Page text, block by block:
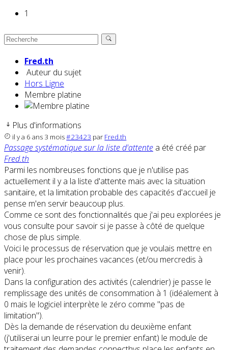
1
Fred.th
Auteur du sujet
Hors Ligne
Membre platine
Plus d'informations
il y a 6 ans 3 mois#23423 par Fred.th
Passage systématique sur la liste d'attente a été créé par
Fred.th
Parmi les nombreuses fonctions que je n'utilise pas
actuellement il y a la liste d'attente mais avec la situation
sanitaire, et la limitation probable des capacités d'accueil je
pense m'en servir beaucoup plus.
Comme ce sont des fonctionnalités que j'ai peu explorées je
vous consulte pour savoir si je passe à côté de quelque
chose de plus simple.
Voici le processus de réservation que je voulais mettre en
place pour les prochaines vacances (et/ou mercredis à
venir).
Dans la configuration des activités (calendrier) je passe le
remplissage des unités de consommation à 1 (idéalement à
0 mais le logiciel interprète le zéro comme "pas de
limitation").
Dès la demande de réservation du deuxième enfant
(j'utiliserai un leurre pour le premier enfant) le module de